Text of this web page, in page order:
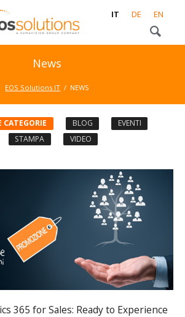
IT DE EN
News
EOS Solutions IT NEWS
CATEGORIE BLOG
EVENTI
STAMPA
VIDEO
365 for Sales: Ready to Experience